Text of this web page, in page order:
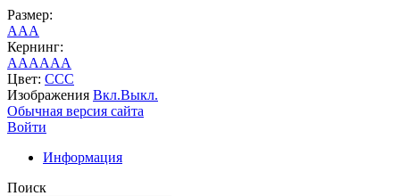
Размер:
AAA
Кернинг:
AAAAAA
Цвет: CCC
Изображения Вкл.Выкл.
Обычная версия сайта
Войти
Информация
Поиск